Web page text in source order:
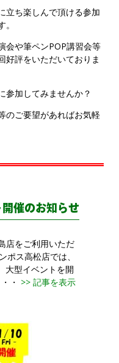
立ち楽しんで頂ける参加
会や筆ペンPOP講習会等
好評をいただいておりま
参加してみませんか？
のご要望があればお気軽
開催のお知らせ
店をご利用いただ
ポス高松店では、
大型イベントを開
・ >> 記事を表示